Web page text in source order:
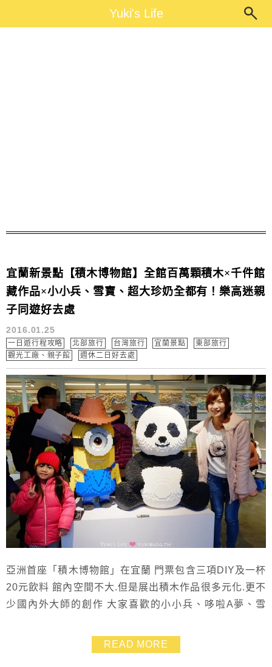
Yuki's LifeYuki's Life
宜蘭新景點【積木博物館】全館百萬顆積木×千件館
藏作品×小小兵、雪寶、超大珍奶全都有！樂高迷親
子同遊好去處
2016.01.25
一日遊行程攻略 北部旅行 台灣旅行 宜蘭景點
東部旅行
觀光工廠、親子館
週休二日好去處
亞洲首座「積木博物館」在宜蘭 門票包含三項DIY及一杯
20元飲料 館內空間不大.但是展出積木作品很多元化.更不
少國內外大師的創作 大家喜歡的小小兵、哆啦A夢、雪
圖積木版也相當吸睛
READ MORE